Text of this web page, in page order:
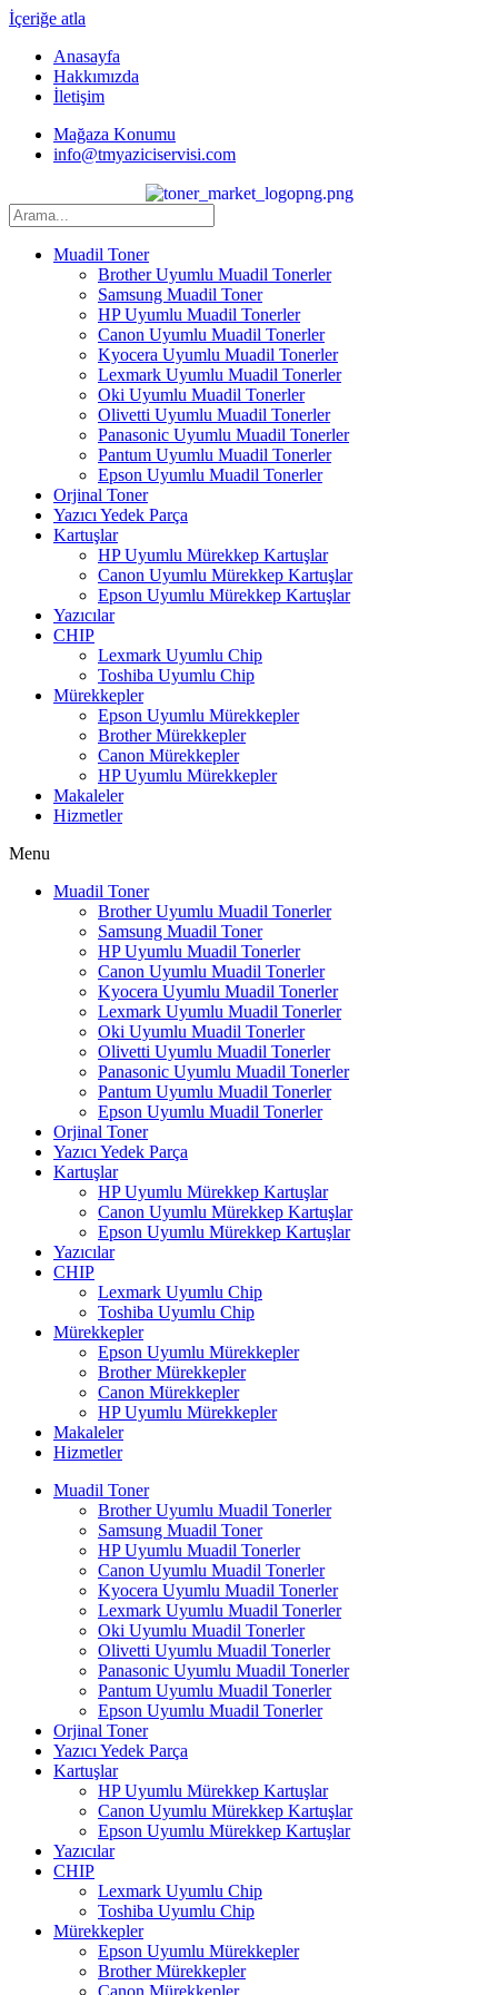
İçeriğe atla
Anasayfa
Hakkımızda
İletişim
Mağaza Konumu
info@tmyaziciservisi.com
Muadil Toner
Brother Uyumlu Muadil Tonerler
Samsung Muadil Toner
HP Uyumlu Muadil Tonerler
Canon Uyumlu Muadil Tonerler
Kyocera Uyumlu Muadil Tonerler
Lexmark Uyumlu Muadil Tonerler
Oki Uyumlu Muadil Tonerler
Olivetti Uyumlu Muadil Tonerler
Panasonic Uyumlu Muadil Tonerler
Pantum Uyumlu Muadil Tonerler
Epson Uyumlu Muadil Tonerler
Orjinal Toner
Yazıcı Yedek Parça
Kartuşlar
HP Uyumlu Mürekkep Kartuşlar
Canon Uyumlu Mürekkep Kartuşlar
Epson Uyumlu Mürekkep Kartuşlar
Yazıcılar
CHIP
Lexmark Uyumlu Chip
Toshiba Uyumlu Chip
Mürekkepler
Epson Uyumlu Mürekkepler
Brother Mürekkepler
Canon Mürekkepler
HP Uyumlu Mürekkepler
Makaleler
Hizmetler
Menu
Muadil Toner
Brother Uyumlu Muadil Tonerler
Samsung Muadil Toner
HP Uyumlu Muadil Tonerler
Canon Uyumlu Muadil Tonerler
Kyocera Uyumlu Muadil Tonerler
Lexmark Uyumlu Muadil Tonerler
Oki Uyumlu Muadil Tonerler
Olivetti Uyumlu Muadil Tonerler
Panasonic Uyumlu Muadil Tonerler
Pantum Uyumlu Muadil Tonerler
Epson Uyumlu Muadil Tonerler
Orjinal Toner
Yazıcı Yedek Parça
Kartuşlar
HP Uyumlu Mürekkep Kartuşlar
Canon Uyumlu Mürekkep Kartuşlar
Epson Uyumlu Mürekkep Kartuşlar
Yazıcılar
CHIP
Lexmark Uyumlu Chip
Toshiba Uyumlu Chip
Mürekkepler
Epson Uyumlu Mürekkepler
Brother Mürekkepler
Canon Mürekkepler
HP Uyumlu Mürekkepler
Makaleler
Hizmetler
Muadil Toner
Brother Uyumlu Muadil Tonerler
Samsung Muadil Toner
HP Uyumlu Muadil Tonerler
Canon Uyumlu Muadil Tonerler
Kyocera Uyumlu Muadil Tonerler
Lexmark Uyumlu Muadil Tonerler
Oki Uyumlu Muadil Tonerler
Olivetti Uyumlu Muadil Tonerler
Panasonic Uyumlu Muadil Tonerler
Pantum Uyumlu Muadil Tonerler
Epson Uyumlu Muadil Tonerler
Orjinal Toner
Yazıcı Yedek Parça
Kartuşlar
HP Uyumlu Mürekkep Kartuşlar
Canon Uyumlu Mürekkep Kartuşlar
Epson Uyumlu Mürekkep Kartuşlar
Yazıcılar
CHIP
Lexmark Uyumlu Chip
Toshiba Uyumlu Chip
Mürekkepler
Epson Uyumlu Mürekkepler
Brother Mürekkepler